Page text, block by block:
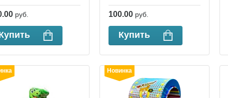
руб. 100.00 руб.
Купить
Новинка